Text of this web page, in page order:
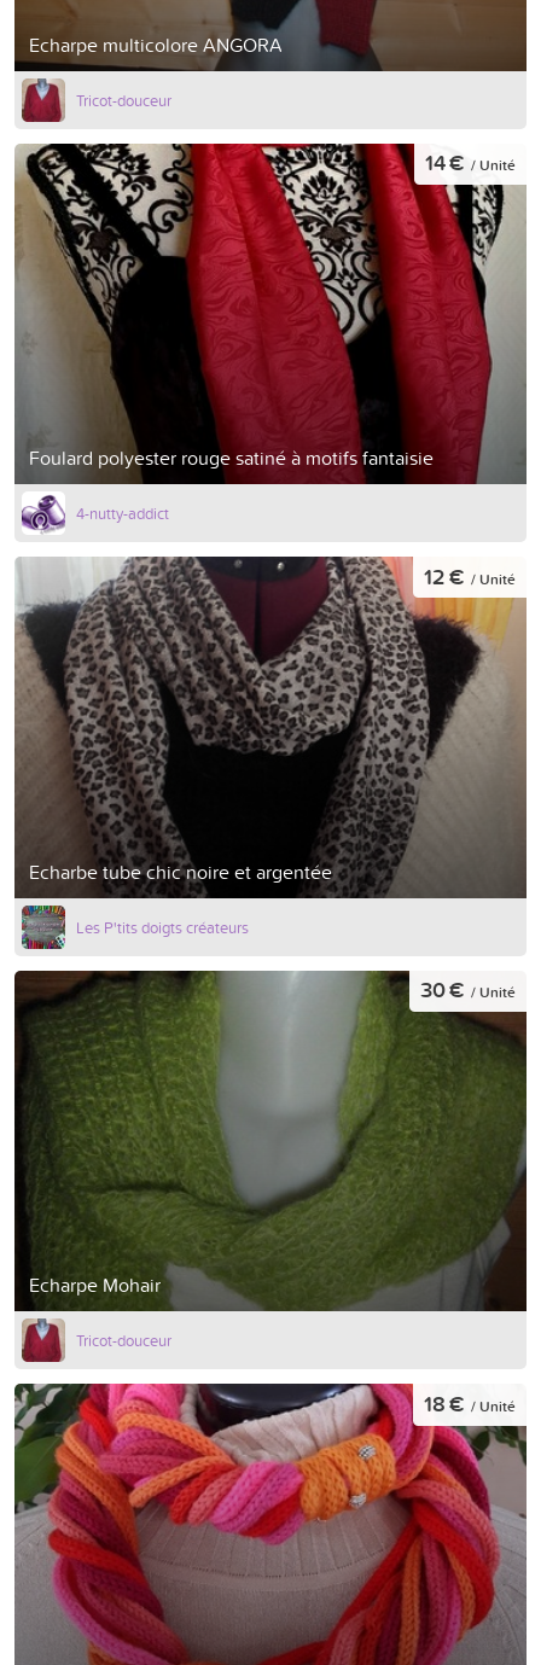
Echarpe multicolore ANGORA
Tricot-douceur
Foulard polyester rouge satiné à motifs fantaisie
14 € / Unité
4-nutty-addict
Echarbe tube chic noire et argentée
12 € / Unité
Les P'tits doigts créateurs
Echarpe Mohair
30 € / Unité
Tricot-douceur
18 € / Unité